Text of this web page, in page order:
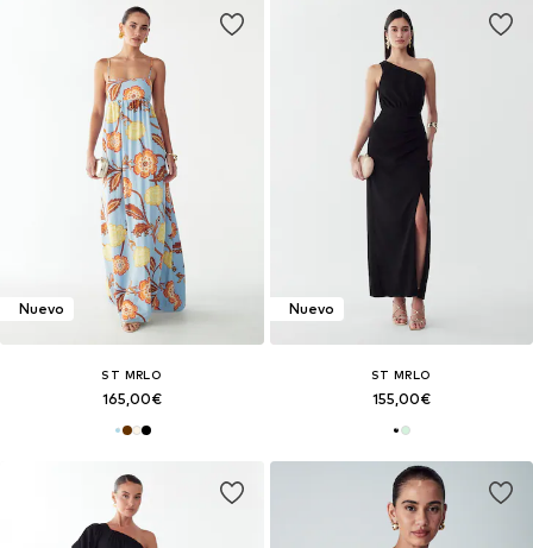
Nuevo
ST MRLO
165,00€
Nuevo
ST MRLO
155,00€